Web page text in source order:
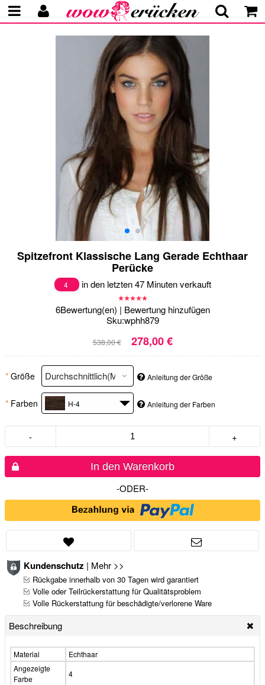
Spitzefront Klassische Lang Gerade Echthaar
Perücke
4 in den letzten 47 Minuten verkauft
6Bewertung(en) | Bewertung hinzufügen
Sku:wphh879
538,00 € 278,00 €
* Größe Anleitung der Größe
* Farben H-4 Anleitung der Farben
- +
In den Warenkorb
-ODER-
Kundenschutz | Mehr >>
Rückgabe innerhalb von 30 Tagen wird garantiert
Volle oder Teilrückerstattung für Qualitätsproblem
Volle Rückerstattung für beschädigte/verlorene Ware
Beschreibung
Material
Echthaar
Angezeigte
Farbe
4